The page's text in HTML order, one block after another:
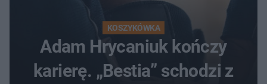
KOSZYKÓWKA
Adam Hrycaniuk kończy
karierę. „Bestia” schodzi z